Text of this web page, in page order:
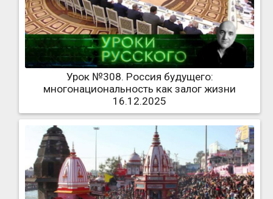
Урок №308. Россия будущего:
многонациональность как залог жизни
16.12.2025